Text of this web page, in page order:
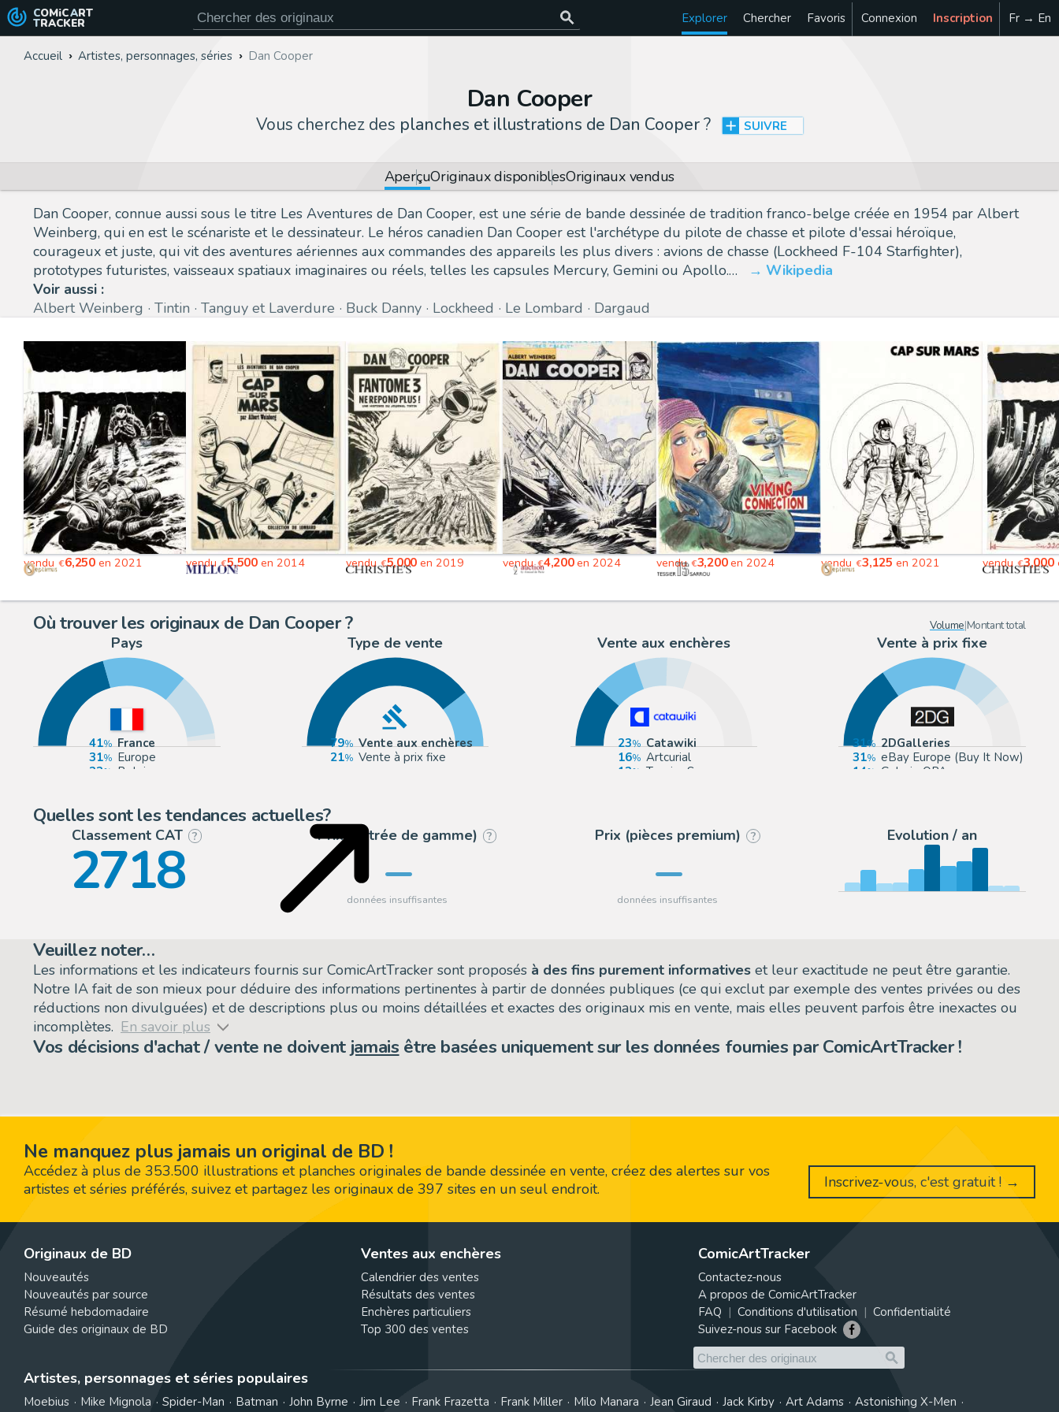
COMiC ART
TRACKER Explorer Chercher Favoris Connexion Inscription Fr → En
Accueil Artistes, personnages, séries Dan Cooper
Dan Cooper
Vous cherchez des planches et illustrations de Dan Cooper? SUIVRE
AperçuOriginaux disponiblesOriginaux vendus
Dan Cooper, connue aussi sous le titre Les Aventures de Dan Cooper, est une série de bande dessinée de tradition franco-belge créée en 1954 par Albert
Weinberg, qui en est le scénariste et le dessinateur. Le héros canadien Dan Cooper est l'archétype du pilote de chasse et pilote d'essai héroïque,
courageux et juste, qui vit des aventures aériennes aux commandes des appareils les plus divers : avions de chasse (Lockheed F-104 Starfighter),
prototypes futuristes, vaisseaux spatiaux imaginaires ou réels, telles les capsules Mercury, Gemini ou Apollo.…
Wikipedia
Voir aussi :
Albert Weinberg
Tintin Tanguy et Laverdure Buck Danny Lockheed Le Lombard Dargaud
vendu €6,250en 2021 vendu€5,500en 2014 vendu€5,000 en 2019 vendu€4,200en 2024 vendu€3,200en 2024 vendu €3,125 en 2021 vendu€3,000
Où trouver les originaux de Dan Cooper ? Volume|Montant total
Pays
41
France
31
Europe
23
Belgique
Type de vente
79
Vente aux enchères
21
Vente à prix fixe
Vente aux enchères
23
Catawiki
16
Artcurial
12
Tessier Sarrou
Vente à prix fixe
31
2DGalleries
31
eBay Europe (Buy It Now)
14
Galerie OPA
Quelles sont les tendances actuelles?
Classement CAT ?
2718 Prix (entrée de gamme) ? Prix (pièces premium) ? Evolution / an
Veuillez noter…
Les informations et les indicateurs fournis sur ComicArtTracker sont proposés à des fins purement informatives et leur exactitude ne peut être garantie.
Notre IA fait de son mieux pour déduire des informations pertinentes à partir de données publiques (ce qui exclut par exemple des ventes privées ou des
réductions non divulguées) et de descriptions plus ou moins détaillées et exactes des originaux mis en vente, mais elles peuvent parfois être inexactes ou
incomplètes. En savoir plus
Vos décisions d'achat / vente ne doivent jamais être basées uniquement sur les données fournies par ComicArtTracker !
Ne manquez plus jamais un original de BD !
Accédez à plus de 353.500 illustrations et planches originales de bande dessinée en vente, créez des alertes sur vos
artistes et séries préférés, suivez et partagez les originaux de 397 sites en un seul endroit.
Inscrivez-vous, c'est gratuit ! →
Originaux de BD
Nouveautés
Nouveautés par source
Résumé hebdomadaire
Guide des originaux de BD
Ventes aux enchères
Calendrier des ventes
Résultats des ventes
Enchères particuliers
Top 300 des ventes
ComicArtTracker
Contactez-nous
A propos de ComicArtTracker
FAQ
Conditions d'utilisation
Confidentialité
Suivez-nous sur Facebook
Artistes, personnages et séries populaires
Moebius Mike Mignola Spider-Man Batman John Byrne Jim Lee Frank Frazetta Frank Miller Milo Manara Jean Giraud Jack Kirby Art Adams
Astonishing X-Men